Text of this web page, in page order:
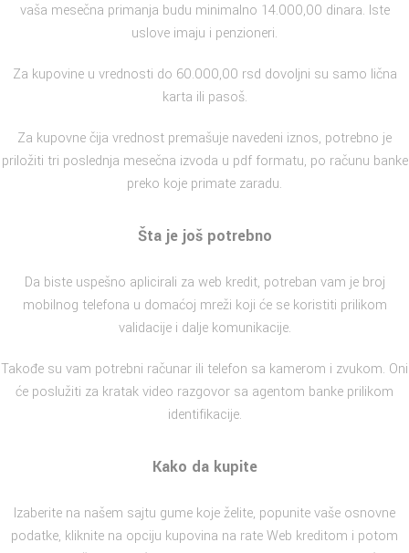
vaša mesečna primanja budu minimalno 14.000,00 dinara. Iste
uslove imaju i penzioneri.
Za kupovine u vrednosti do 60.000,00 rsd dovoljni su samo lična
karta ili pasoš.
Za kupovne čija vrednost premašuje navedeni iznos, potrebno je
priložiti tri poslednja mesečna izvoda u pdf formatu, po računu banke
preko koje primate zaradu.
Šta je još potrebno
Da biste uspešno aplicirali za web kredit, potreban vam je broj
mobilnog telefona u domaćoj mreži koji će se koristiti prilikom
validacije i dalje komunikacije.
Takođe su vam potrebni računar ili telefon sa kamerom i zvukom. Oni
će poslužiti za kratak video razgovor sa agentom banke prilikom
identifikacije.
Kako da kupite
Izaberite na našem sajtu gume koje želite, popunite vaše osnovne
podatke, kliknite na opciju kupovina na rate Web kreditom i potom